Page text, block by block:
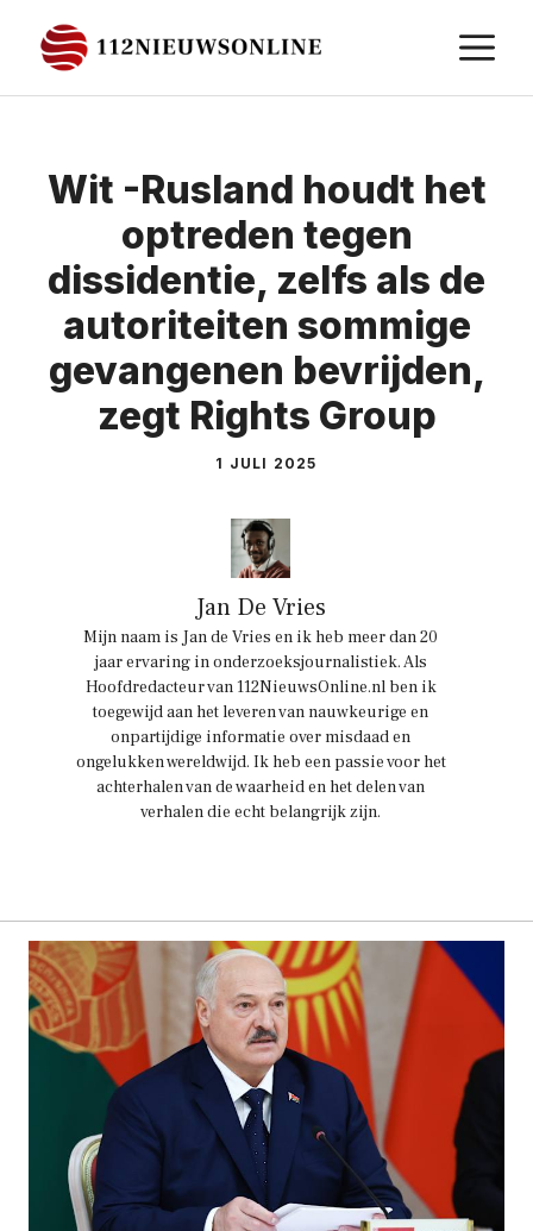
naar
de
Wit -Rusland houdt het
optreden tegen
dissidentie, zelfs als de
autoriteiten sommige
gevangenen bevrijden,
zegt Rights Group
1 JULI 2025
Jan De Vries
Mijn naam is Jan de Vries en ik heb meer dan 20
jaar ervaring in onderzoeksjournalistiek. Als
Hoofdredacteur van 112NieuwsOnline.nl ben ik
toegewijd aan het leveren van nauwkeurige en
onpartijdige informatie over misdaad en
ongelukken wereldwijd. Ik heb een passie voor het
achterhalen van de waarheid en het delen van
verhalen die echt belangrijk zijn.